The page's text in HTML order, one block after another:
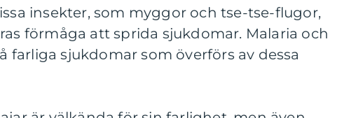
insekter, som myggor och tse-tse-flugor,
förmåga att sprida sjukdomar. Malaria och
farliga sjukdomar som överförs av dessa